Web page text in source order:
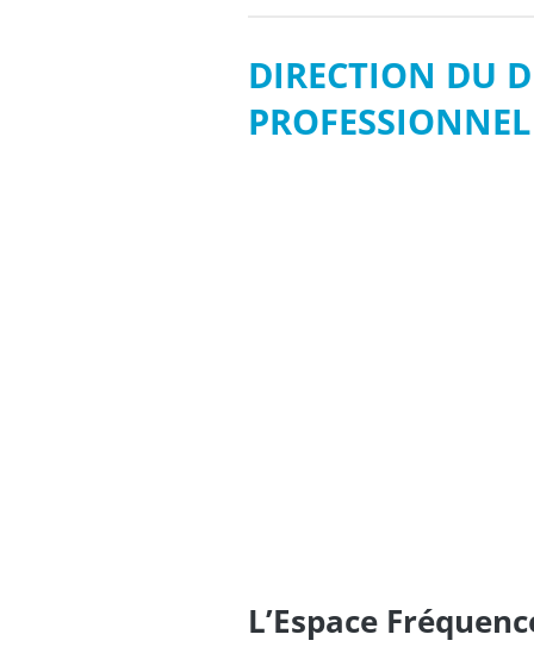
DIRECTION DU
PROFESSIONNEL
L’Espace